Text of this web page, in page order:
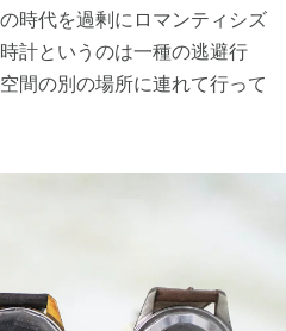
時代を過剰にロマンティシズ
計というのは一種の逃避行
間の別の場所に連れて行って